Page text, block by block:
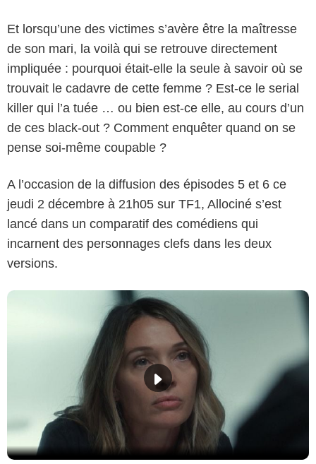
Et lorsqu’une des victimes s’avère être la maîtresse
de son mari, la voilà qui se retrouve directement
impliquée : pourquoi était-elle la seule à savoir où se
trouvait le cadavre de cette femme ? Est-ce le serial
killer qui l’a tuée … ou bien est-ce elle, au cours d’un
de ces black-out ? Comment enquêter quand on se
pense soi-même coupable ?
A l’occasion de la diffusion des épisodes 5 et 6 ce
jeudi 2 décembre à 21h05 sur TF1, Allociné s’est
lancé dans un comparatif des comédiens qui
incarnent des personnages clefs dans les deux
versions.